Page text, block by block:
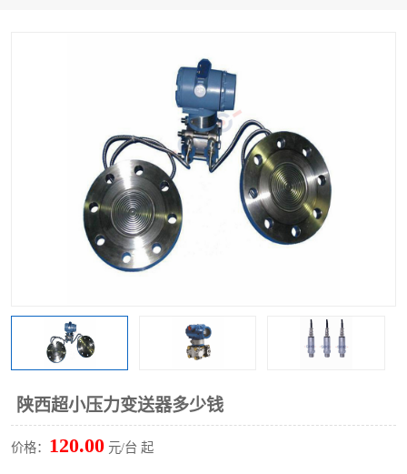
陕西超小压力变送器多少钱
价格： 120.00 元/台 起